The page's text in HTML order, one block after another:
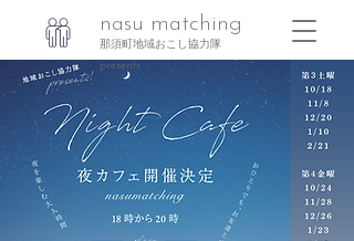
nasu matching
那須町地域おこし協力隊
presents